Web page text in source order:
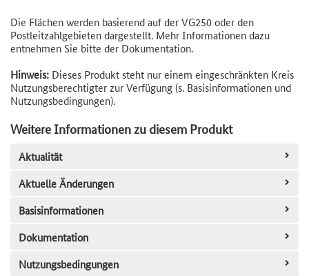
Die Flächen werden basierend auf der VG250 oder den
Postleitzahlgebieten dargestellt. Mehr Informationen dazu
entnehmen Sie bitte der Dokumentation.
Hinweis: Dieses Produkt steht nur einem eingeschränkten Kreis
Nutzungsberechtigter zur Verfügung (s. Basisinformationen und
Nutzungsbedingungen).
Weitere Informationen zu diesem Produkt
Aktualität
Aktuelle Änderungen
Basisinformationen
Dokumentation
Nutzungsbedingungen